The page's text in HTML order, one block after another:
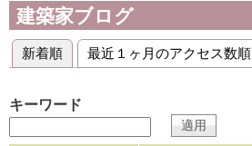
建築家ブログ
プライマリータブ
新着順 (アクティブなタブ)
最近１ヶ月のアクセス数順
キーワード